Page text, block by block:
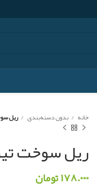
خانه بدون دسته‌بندی ریل
ریل سوخت
۱۷۸.۰۰۰تومان